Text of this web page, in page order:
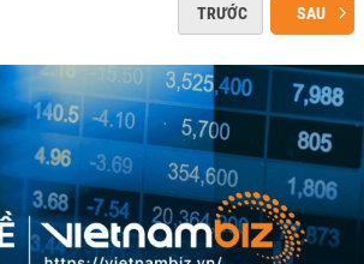
TRƯỚC SAU